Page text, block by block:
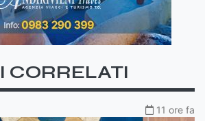
CORRELATI
11 ore fa